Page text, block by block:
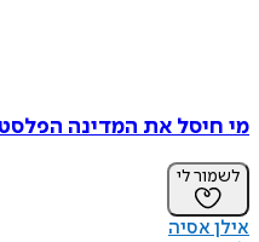
מי חיסל את המדינה
לשמור לי
אילן אסיה